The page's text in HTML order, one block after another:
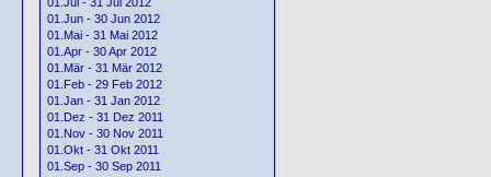
01.Jun - 30 Jun 2012
01.Mai - 31 Mai 2012
01.Apr - 30 Apr 2012
01.Mär - 31 Mär 2012
01.Feb - 29 Feb 2012
01.Jan - 31 Jan 2012
01.Dez - 31 Dez 2011
01.Nov - 30 Nov 2011
01.Okt - 31 Okt 2011
01.Sep - 30 Sep 2011